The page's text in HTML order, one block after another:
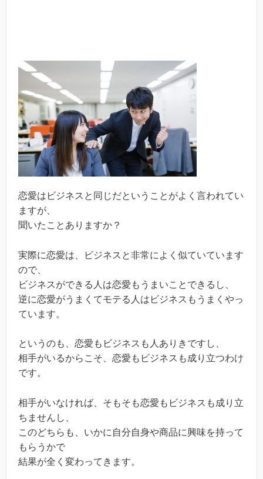
恋愛はビジネスと同じだということがよく言われてい
ますが、
聞いたことありますか？
実際に恋愛は、ビジネスと非常によく似ていています
ので、
ビジネスができる人は恋愛もうまいことできるし、
逆に恋愛がうまくてモテる人はビジネスもうまくやっ
ています。
というのも、恋愛もビジネスも人ありきですし、
相手がいるからこそ、恋愛もビジネスも成り立つわけ
です。
相手がいなければ、そもそも恋愛もビジネスも成り立
ちませんし、
このどちらも、いかに自分自身や商品に興味を持って
もらうかで
結果が全く変わってきます。